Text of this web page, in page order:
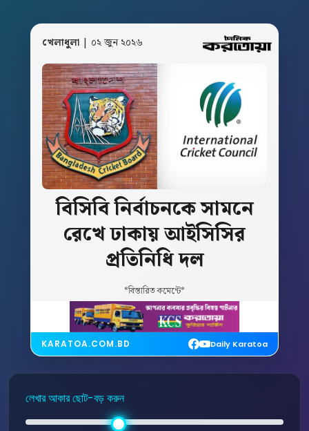
খেলাধুলা | ০২ জুন ২০২৬
বিসিবিনির্বাচনকেসামনে
রেখেঢাকায়আইসিসির
প্রতিনিধিদল
*বিস্তারিত কমেন্টে*
KARATOA.COM.BD Daily Karatoa
লেখার আকার ছোট-বড় করুন